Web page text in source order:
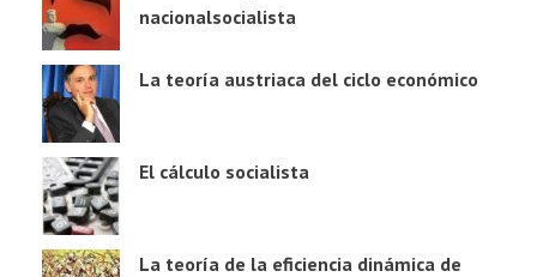
nacionalsocialista
La teoría austriaca del ciclo económico
El cálculo socialista
La teoría de la eficiencia dinámica de